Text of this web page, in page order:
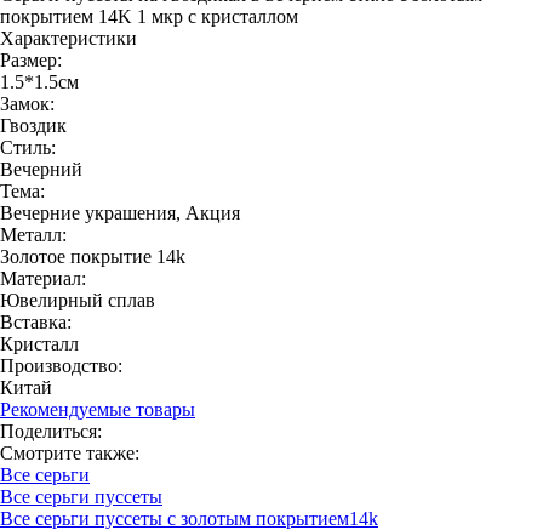
покрытием 14K 1 мкр с кристаллом
Характеристики
Размер:
1.5*1.5см
Замок:
Гвоздик
Стиль:
Вечерний
Тема:
Вечерние украшения, Акция
Металл:
Золотое покрытие 14k
Материал:
Ювелирный сплав
Вставка:
Кристалл
Производство:
Китай
Рекомендуемые товары
Поделиться:
Смотрите также:
Все серьги
Все серьги пуссеты
Все серьги пуссеты с золотым покрытием14k